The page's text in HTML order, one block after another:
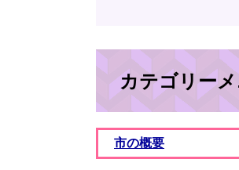
カテゴリー
市の概要